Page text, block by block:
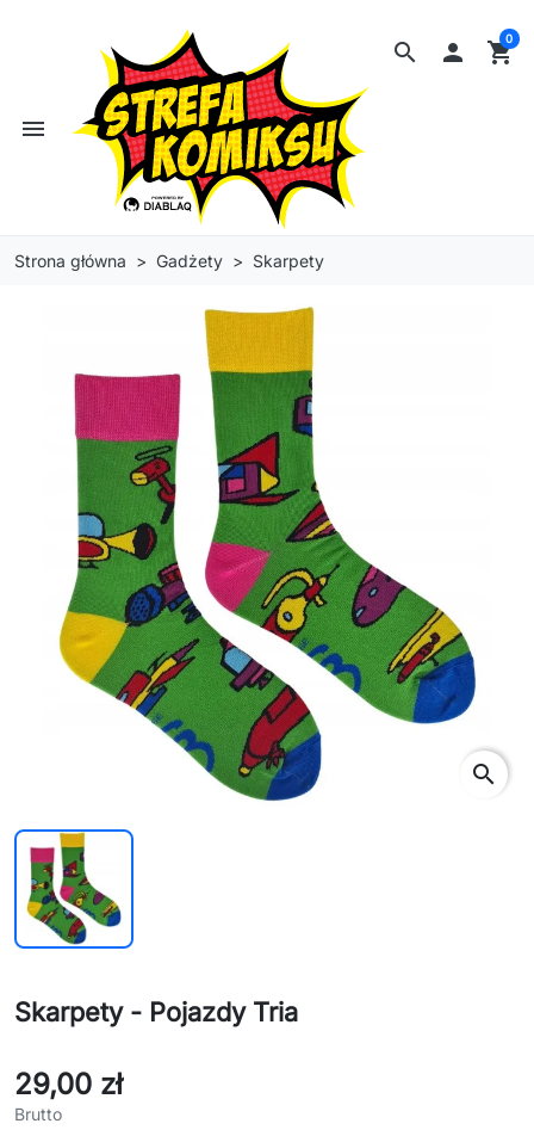
search
menu
 shopping_cart
0
Strona główna Gadżety Skarpety
search
Skarpety - Pojazdy Tria
29,00 zł
Brutto